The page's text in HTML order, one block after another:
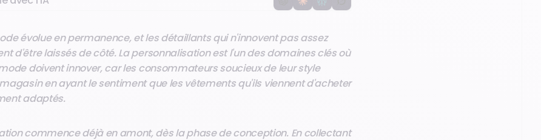
évolue en permanence, et les détaillants qui n'innovent pas assez
d'être laissés de côté. La personnalisation est l'un des domaines clés où
doivent innover, car les consommateurs soucieux de leur style
en ayant le sentiment que les vêtements qu'ils viennent d'acheter
adaptés.
commence déjà en amont, dès la phase de conception. En collectant